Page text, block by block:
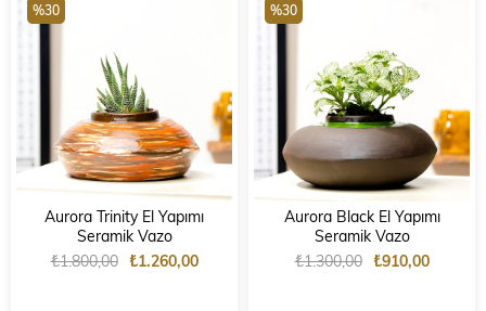
Aurora Trinity El Yapımı
Seramik Vazo
₺1.260,00
₺1.800,00
%30
Aurora Black El Yapımı
Seramik Vazo
₺910,00
₺1.300,00
%30